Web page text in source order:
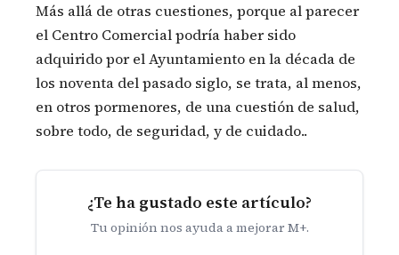
Más allá de otras cuestiones, porque al parecer
el Centro Comercial podría haber sido
adquirido por el Ayuntamiento en la década de
los noventa del pasado siglo, se trata, al menos,
en otros pormenores, de una cuestión de salud,
sobre todo, de seguridad, y de cuidado..
¿Te ha gustado este artículo?
Tu opinión nos ayuda a mejorar M+.